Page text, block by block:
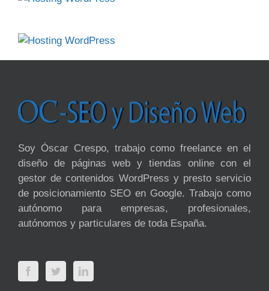
Soy Óscar Crespo, trabajo como freelance en el
diseño de páginas web y tiendas online con el
gestor de contenidos WordPress y presto servicio
de posicionamiento SEO en Google. Trabajo como
autónomo para empresas, profesionales,
autónomos y particulares de toda España.